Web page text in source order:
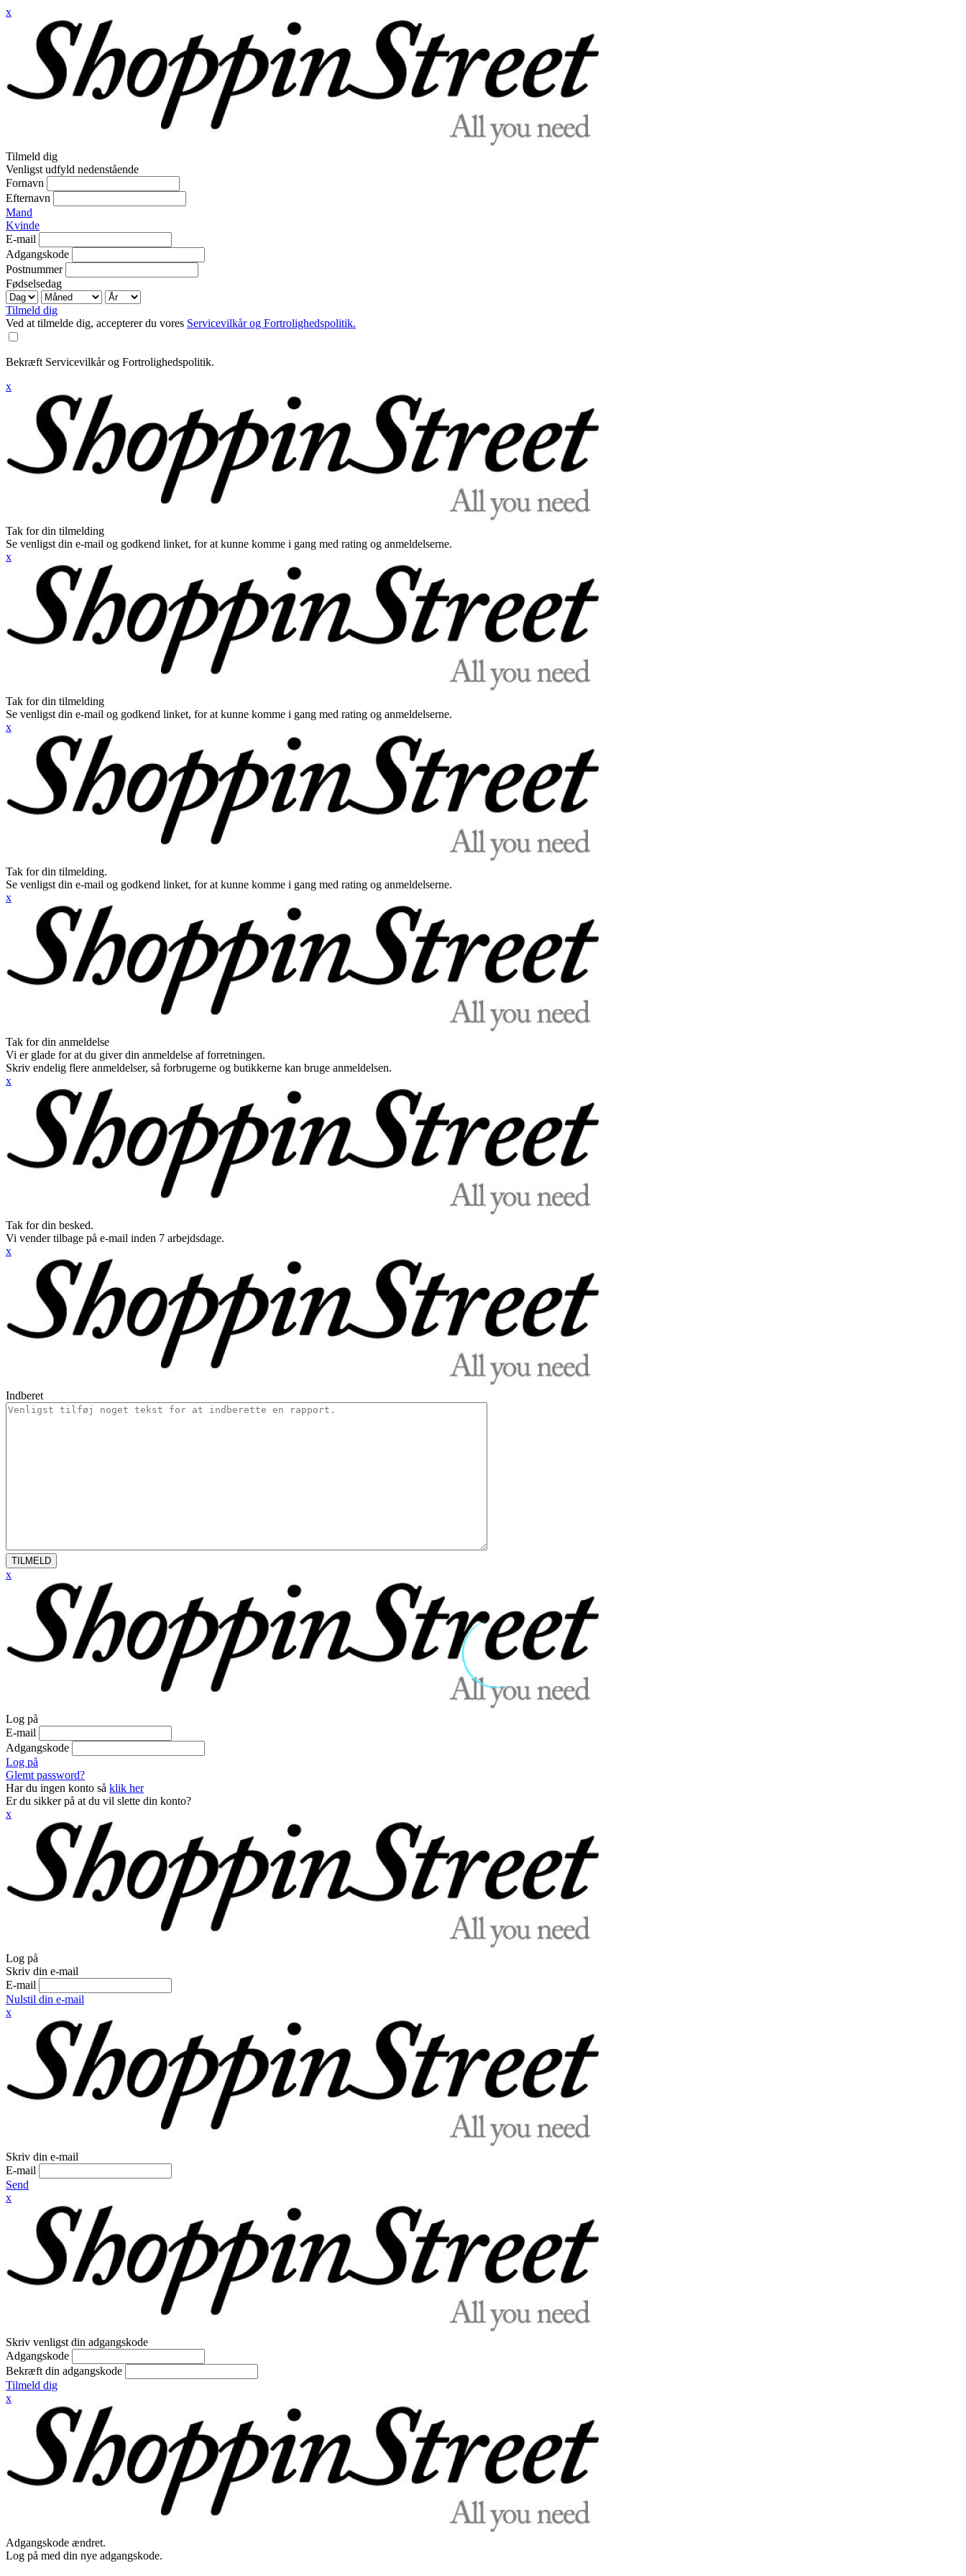
x
Tilmeld dig
Venligst udfyld nedenstående
Fornavn
Efternavn
Mand
Kvinde
E-mail
Adgangskode
Postnummer
Fødselsedag
Tilmeld dig
Ved at tilmelde dig, accepterer du vores Servicevilkår og Fortrolighedspolitik.
Bekræft Servicevilkår og Fortrolighedspolitik.
x
Tak for din tilmelding
Se venligst din e-mail og godkend linket, for at kunne komme i gang med rating og anmeldelserne.
x
Tak for din tilmelding
Se venligst din e-mail og godkend linket, for at kunne komme i gang med rating og anmeldelserne.
x
Tak for din tilmelding.
Se venligst din e-mail og godkend linket, for at kunne komme i gang med rating og anmeldelserne.
x
Tak for din anmeldelse
Vi er glade for at du giver din anmeldelse af forretningen.
Skriv endelig flere anmeldelser, så forbrugerne og butikkerne kan bruge anmeldelsen.
x
Tak for din besked.
Vi vender tilbage på e-mail inden 7 arbejdsdage.
x
Indberet
TILMELD
x
Log på
E-mail
Adgangskode
Log på
Glemt password?
Har du ingen konto så klik her
Er du sikker på at du vil slette din konto?
x
Log på
Skriv din e-mail
E-mail
Nulstil din e-mail
x
Skriv din e-mail
E-mail
Send
x
Skriv venligst din adgangskode
Adgangskode
Bekræft din adgangskode
Tilmeld dig
x
Adgangskode ændret.
Log på med din nye adgangskode.